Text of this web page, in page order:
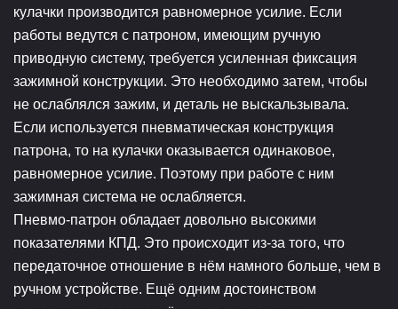
кулачки производится равномерное усилие. Если
работы ведутся с патроном, имеющим ручную
приводную систему, требуется усиленная фиксация
зажимной конструкции. Это необходимо затем, чтобы
не ослаблялся зажим, и деталь не выскальзывала.
Если используется пневматическая конструкция
патрона, то на кулачки оказывается одинаковое,
равномерное усилие. Поэтому при работе с ним
зажимная система не ослабляется.
Пневмо-патрон обладает довольно высокими
показателями КПД. Это происходит из-за того, что
передаточное отношение в нём намного больше, чем в
ручном устройстве. Ещё одним достоинством